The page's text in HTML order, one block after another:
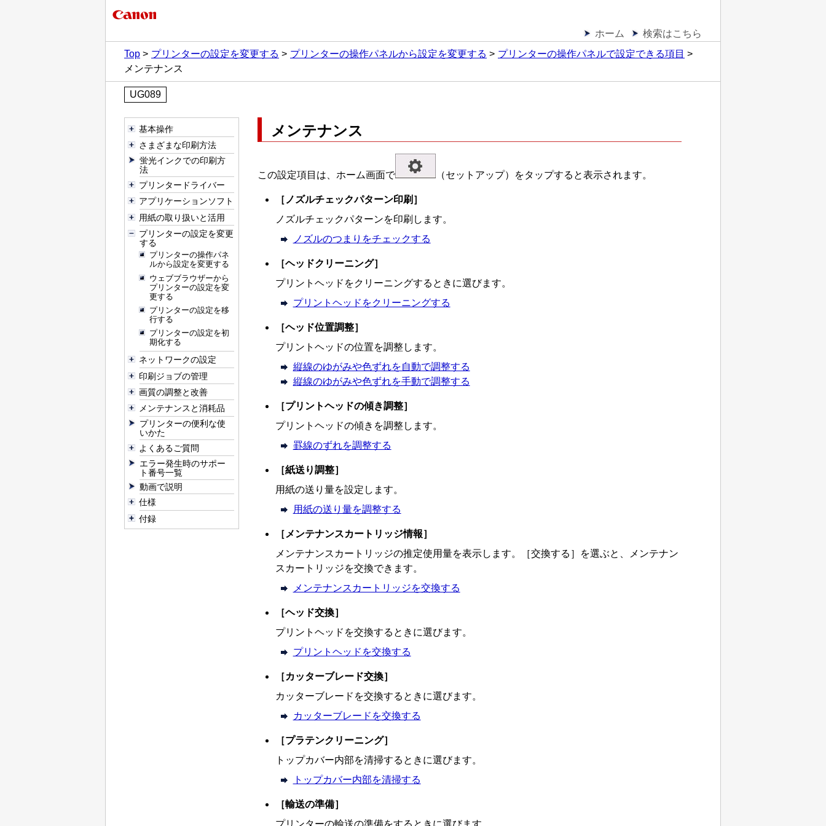
ホーム
検索はこちら
Top
プリンターの設定を変更する プリンターの操作パネルから設定を変更する
プリンターの操作パネルで設定できる項目
メンテナンス
UG089
基本操作
さまざまな印刷方法
蛍光インクでの印刷方
法
プリンタードライバー
アプリケーションソフト
用紙の取り扱いと活用
プリンターの設定を変更
する
プリンターの操作パネ
ルから設定を変更する
ウェブブラウザーから
プリンターの設定を変
更する
プリンターの設定を移
行する
プリンターの設定を初
期化する
ネットワークの設定
印刷ジョブの管理
画質の調整と改善
メンテナンスと消耗品
プリンターの便利な使
いかた
よくあるご質問
エラー発生時のサポー
ト番号一覧
動画で説明
仕様
付録
メンテナンス
この設定項目は、ホーム画面で （セットアップ）をタップすると表示されます。
［ ノズルチェックパターン印刷 ］
ノズルチェックパターンを印刷します。
ノズルのつまりをチェックする
［ヘッドクリーニング］
プリントヘッドをクリーニングするときに選びます。
プリントヘッドをクリーニングする
［ヘッド位置調整］
プリントヘッドの位置を調整します。
縦線のゆがみや色ずれを自動で調整する
縦線のゆがみや色ずれを手動で調整する
［プリントヘッドの傾き調整］
プリントヘッドの傾きを調整します。
罫線のずれを調整する
［紙送り調整］
用紙の送り量を設定します。
用紙の送り量を調整する
［ メンテナンスカートリッジ情報］
メンテナンスカートリッジの推定使用量を表示します。［交換する］を選ぶと、メンテナン
スカートリッジを交換できます。
メンテナンスカートリッジを交換する
［ヘッド交換］
プリントヘッドを交換するときに選びます。
プリントヘッドを交換する
［カッターブレード交換］
カッターブレードを交換するときに選びます。
カッターブレードを交換する
［プラテンクリーニング］
トップカバー内部を清掃するときに選びます。
トップカバー内部を清掃する
［輸送の準備］